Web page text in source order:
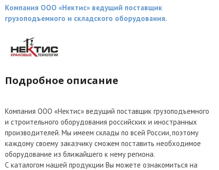
Отмена
Компания ООО «Нектис» ведущий поставщик
грузоподъемного и складского оборудования.
Подробное описание
Компания ООО «Нектис» ведущий поставщик грузоподъемного
и строительного оборудования российских и иностранных
производителей. Мы имеем склады по всей России, поэтому
каждому своему заказчику сможем поставить необходимое
оборудование из ближайшего к нему региона.
С каталогом нашей продукции Вы можете ознакомиться на